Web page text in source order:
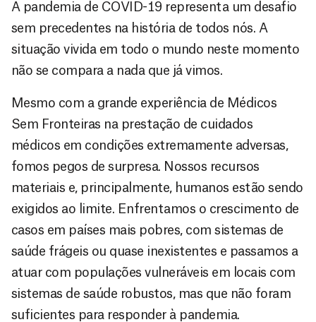
A pandemia de COVID-19 representa um desafio
sem precedentes na história de todos nós. A
situação vivida em todo o mundo neste momento
não se compara a nada que já vimos.
Mesmo com a grande experiência de Médicos
Sem Fronteiras na prestação de cuidados
médicos em condições extremamente adversas,
fomos pegos de surpresa. Nossos recursos
materiais e, principalmente, humanos estão sendo
exigidos ao limite. Enfrentamos o crescimento de
casos em países mais pobres, com sistemas de
saúde frágeis ou quase inexistentes e passamos a
atuar com populações vulneráveis em locais com
sistemas de saúde robustos, mas que não foram
suficientes para responder à pandemia.